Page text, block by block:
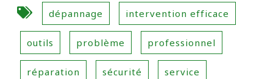
dépannage intervention efficace
outils problème professionnel
réparation sécurité service